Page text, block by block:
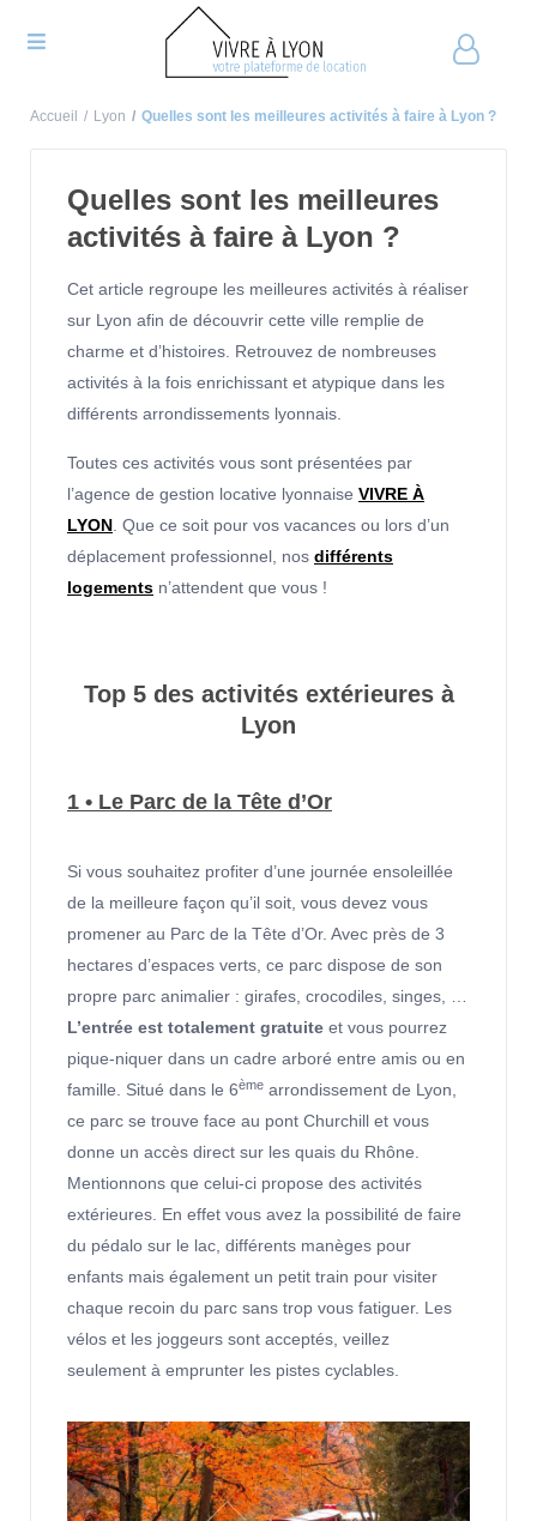
Accueil Lyon Quelles sont les meilleures activités à faire à Lyon ?
Quelles sont les meilleures
activités à faire à Lyon ?
Cet article regroupe les meilleures activités à réaliser
sur Lyon afin de découvrir cette ville remplie de
charme et d’histoires. Retrouvez de nombreuses
activités à la fois enrichissant et atypique dans les
différents arrondissements lyonnais.
Toutes ces activités vous sont présentées par
l’agence de gestion locative lyonnaise VIVRE À
LYON . Que ce soit pour vos vacances ou lors d’un
déplacement professionnel, nos différents
logements n’attendent que vous !
Top 5 des activités extérieures à
Lyon
1 • Le Parc de la Tête d’Or
Si vous souhaitez profiter d’une journée ensoleillée
de la meilleure façon qu’il soit, vous devez vous
promener au Parc de la Tête d’Or. Avec près de 3
hectares d’espaces verts, ce parc dispose de son
propre parc animalier : girafes, crocodiles, singes, …
L’entrée est totalement gratuite et vous pourrez
pique-niquer dans un cadre arboré entre amis ou en
famille. Situé dans le 6ème arrondissement de Lyon,
ce parc se trouve face au pont Churchill et vous
donne un accès direct sur les quais du Rhône.
Mentionnons que celui-ci propose des activités
extérieures. En effet vous avez la possibilité de faire
du pédalo sur le lac, différents manèges pour
enfants mais également un petit train pour visiter
chaque recoin du parc sans trop vous fatiguer. Les
vélos et les joggeurs sont acceptés, veillez
seulement à emprunter les pistes cyclables.